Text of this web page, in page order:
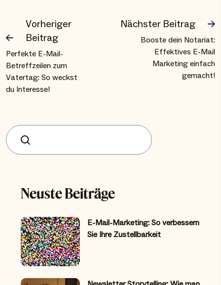
Vorheriger
Beitrag
Perfekte E-Mail-
Betreffzeilen zum
Vatertag: So weckst
du Interesse!
Nächster Beitrag
Booste dein Notariat:
Effektives E-Mail
Marketing einfach
gemacht!
Suchen
Neuste Beiträge
E-Mail-Marketing: So verbessern
Sie Ihre Zustellbarkeit